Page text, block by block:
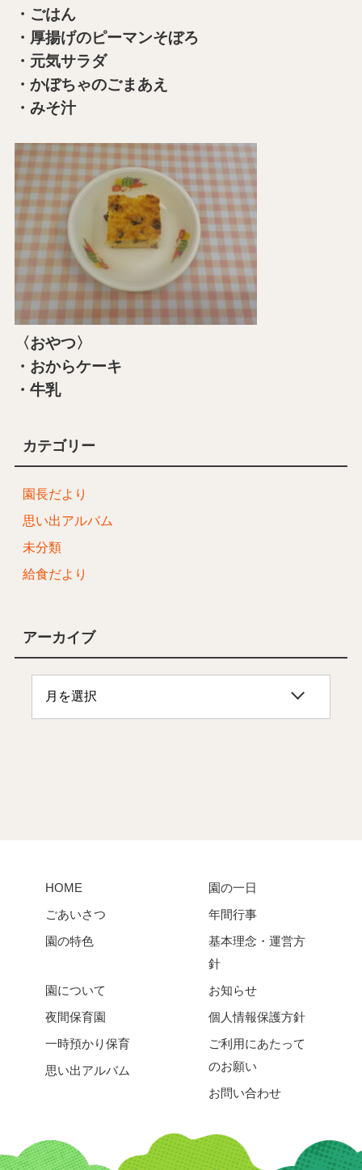
・ごはん
・厚揚げのピーマンそぼろ
・元気サラダ
・かぼちゃのごまあえ
・みそ汁
〈おやつ〉
・おからケーキ
・牛乳
カテゴリー
園長だより
思い出アルバム
未分類
給食だより
アーカイブ
HOME
ごあいさつ
園の特色
園の一日
年間行事
基本理念・運営方
針
園について
夜間保育園
一時預かり保育
思い出アルバム
お知らせ
個人情報保護方針
ご利用にあたって
のお願い
お問い合わせ